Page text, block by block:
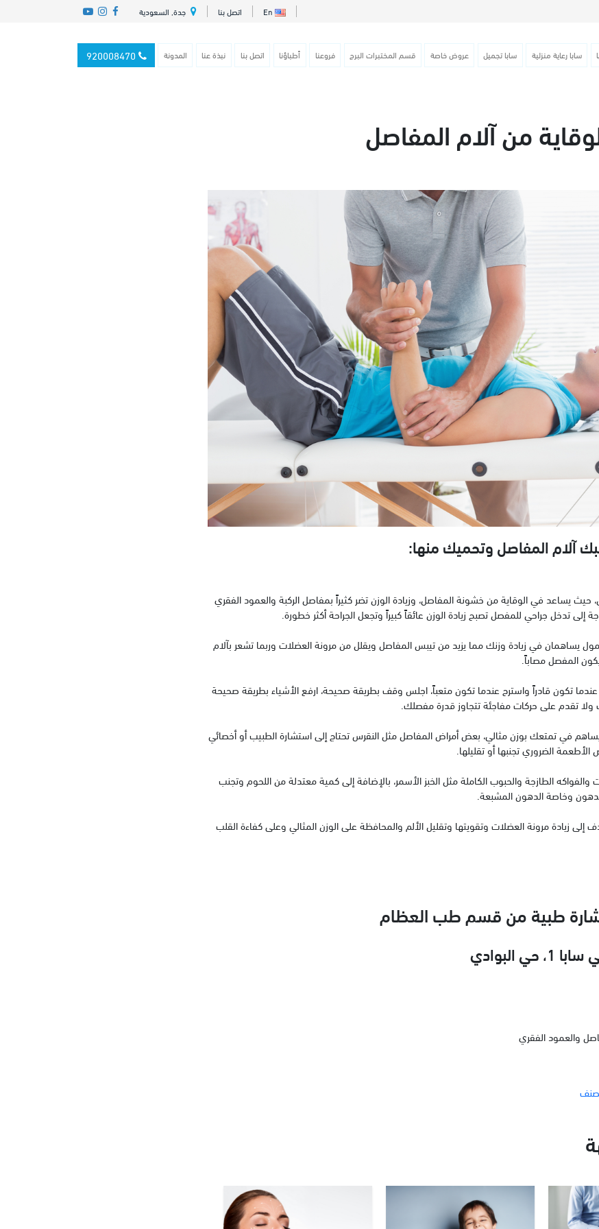
En اتصل بنا جدة, السعودية
سابا رعاية منزلية سابا تجميل عروض خاصة قسم المختبرات البرج فروعنا أطباؤنا اتصل بنا نبذة عنا المدونة
آلام المفاصل وتحميك منها:
حيث يساعد في الوقاية من خشونة المفاصل، وزيادة الوزن تضر كثيراً بمفاصل الركبة والعمود الفقري
إلى تدخل جراحي للمفصل تصبح زيادة الوزن عائقاً كبيراً وتجعل الجراحة أكثر خطورة.
يساهمان في زيادة وزنك مما يزيد من تيبس المفاصل ويقلل من مرونة العضلات وربما تشعر بآلام
المفصل مصاباً.
تكون قادراً واسترح عندما تكون متعباً، اجلس وقف بطريقة صحيحة، ارفع الأشياء بطريقة صحيحة
تقدم على حركات مفاجئة تتجاوز قدرة مفصلك.
في تمتعك بوزن مثالي، بعض أمراض المفاصل مثل النقرس تحتاج إلى استشارة الطبيب أو أخصائي
الضروري تجنبها أو تقليلها.
والفواكه الطازجة والحبوب الكاملة مثل الخبز الأسمر، بالإضافة إلى كمية معتدلة من اللحوم وتجنب
وخاصة الدهون المشبعة.
إلى زيادة مرونة العضلات وتقويتها وتقليل الألم والمحافظة على الوزن المثالي وعلى كفاءة القلب
طبية من قسم طب العظام
البوادي
والعمود الفقري